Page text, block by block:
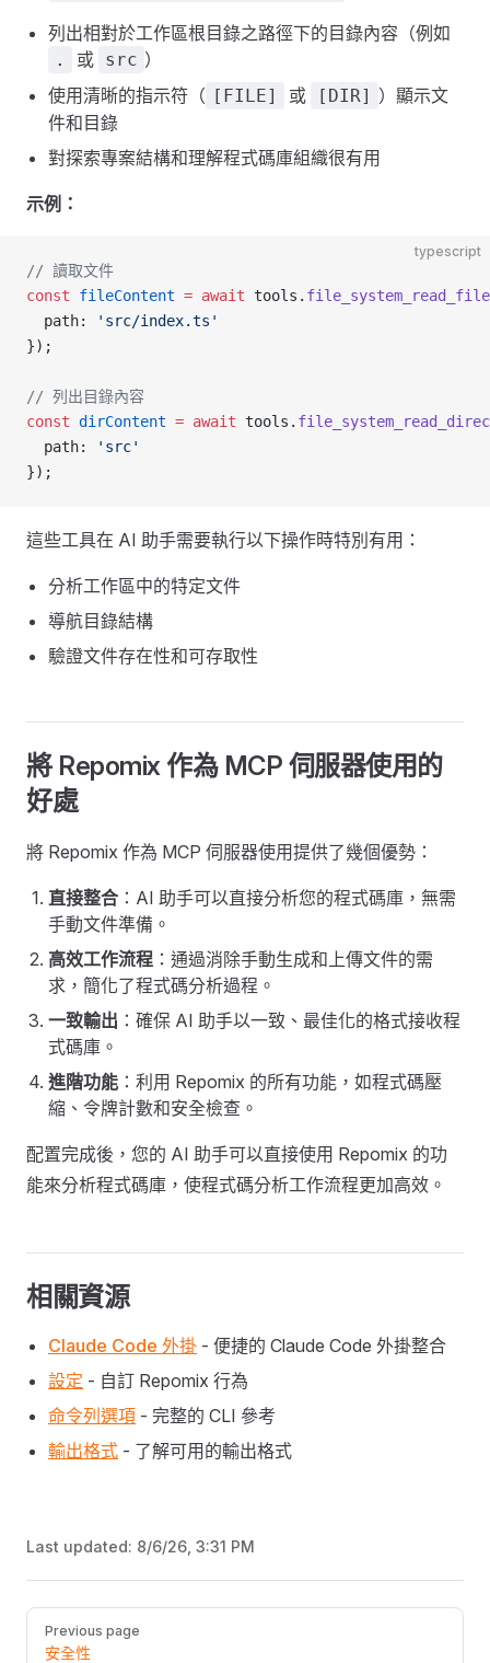
列出相對於工作區根目錄之路徑下的目錄內容（例如
. 或 src ）
使用清晰的指示符（ [FILE] 或 [DIR] ）顯示文
件和目錄
對探索專案結構和理解程式碼庫組織很有用
示例：
typescript
// 讀取文件
const fileContent = await tools. file_system_read_file
  path:
'src/index.ts'
});
// 列出目錄內容
const dirContent = await tools.
  path:
'src'
});
這些工具在 AI 助手需要執行以下操作時特別有用：
分析工作區中的特定文件
導航目錄結構
驗證文件存在性和可存取性
將 Repomix 作為 MCP 伺服器使用的
好處
將 Repomix 作為 MCP 伺服器使用提供了幾個優勢：
直接整合 ：AI 助手可以直接分析您的程式碼庫，無需
手動文件準備。
高效工作流程 ：通過消除手動生成和上傳文件的需
求，簡化了程式碼分析過程。
一致輸出 ：確保 AI 助手以一致、最佳化的格式接收程
式碼庫。
進階功能 ：利用 Repomix 的所有功能，如程式碼壓
縮、令牌計數和安全檢查。
配置完成後，您的 AI 助手可以直接使用 Repomix 的功
能來分析程式碼庫，使程式碼分析工作流程更加高效。
相關資源
Claude Code 外掛 - 便捷的 Claude Code 外掛整合
設定 - 自訂 Repomix 行為
命令列選項 - 完整的 CLI 參考
輸出格式 - 了解可用的輸出格式
Last updated: 8/6/26, 3:31 PM
Pager
Previous page
安全性